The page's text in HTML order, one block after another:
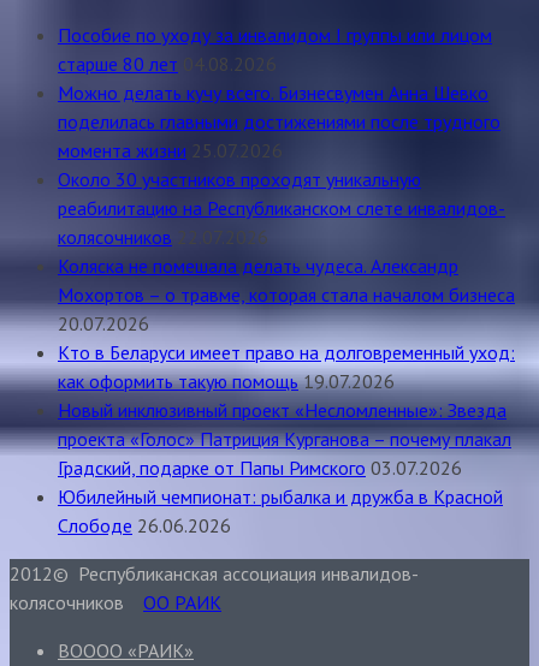
Пособие по уходу за инвалидом I группы или лицом
старше 80 лет 04.08.2026
Можно делать кучу всего. Бизнесвумен Анна Шевко
поделилась главными достижениями после трудного
момента жизни 25.07.2026
Около 30 участников проходят уникальную
реабилитацию на Республиканском слете инвалидов-
колясочников 22.07.2026
Коляска не помешала делать чудеса. Александр
Мохортов – о травме, которая стала началом бизнеса
20.07.2026
Кто в Беларуси имеет право на долговременный уход:
как оформить такую помощь 19.07.2026
Новый инклюзивный проект «Несломленные»: Звезда
проекта «Голос» Патриция Курганова – почему плакал
Градский, подарке от Папы Римского 03.07.2026
Юбилейный чемпионат: рыбалка и дружба в Красной
Слободе 26.06.2026
2012© Республиканская ассоциация инвалидов-
колясочников ОО РАИК
ВОООО «РАИК»